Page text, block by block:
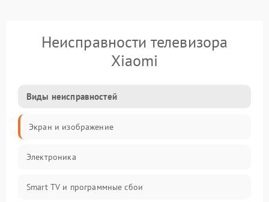
Неисправности телевизора
Xiaomi
Виды неисправностей
Экран и изображение
Электроника
Smart TV и программные сбои